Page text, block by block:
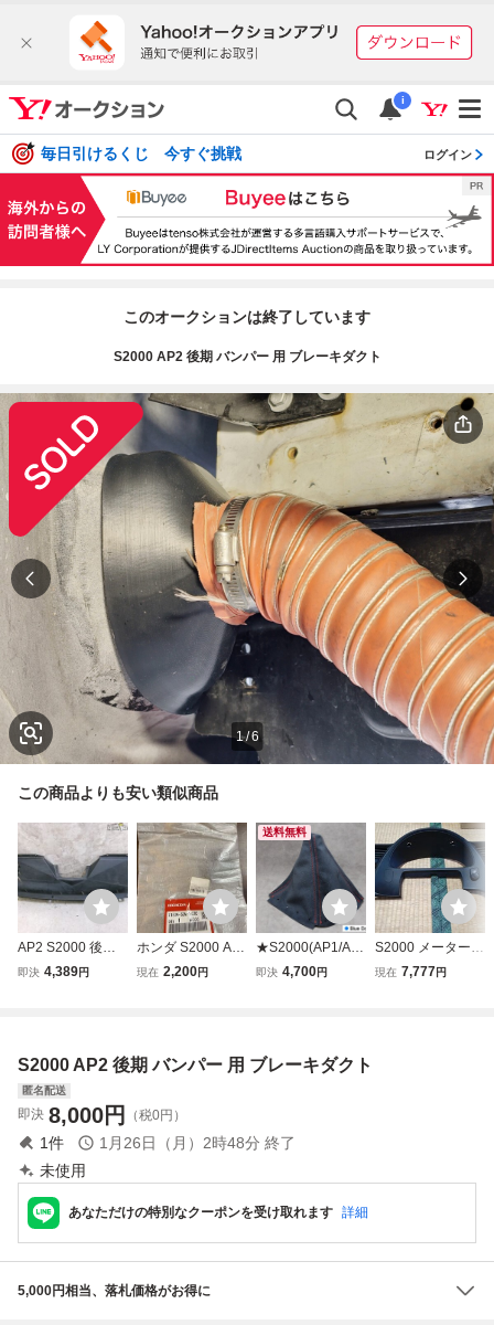
i
毎日引けるくじ 今すぐ挑戦 ログイン
このオークションは終了しています
S2000 AP2 後期 バンパー 用 ブレーキダクト
1/6
この商品よりも安い類似商品
AP2 S2000 後期
純正 ノーマル フ
即決 4,389円
ホンダ S2000 AP
2 後期リアバンパ
現在 2,200円
送料無料
★S2000(AP1/AP
2)用シフトブーツ
即決 4,700円
S2000 メーターフ
ードパネル 後期 A
現在 7,777円
S2000 AP2 後期 バンパー 用 ブレーキダクト
匿名配送
即決 8,000円 （税0円）
1件 1月26日（月）2時48分 終了
未使用
あなただけの特別なクーポンを受け取れます 詳細
5,000円相当、落札価格がお得に